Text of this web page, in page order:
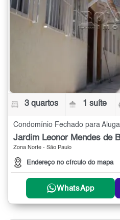
3 quartos 1 suíte
Zona Norte - São Paulo
Endereço no círculo do mapa
WhatsApp